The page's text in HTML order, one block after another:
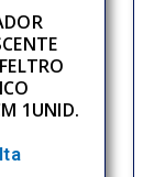
1UNID.